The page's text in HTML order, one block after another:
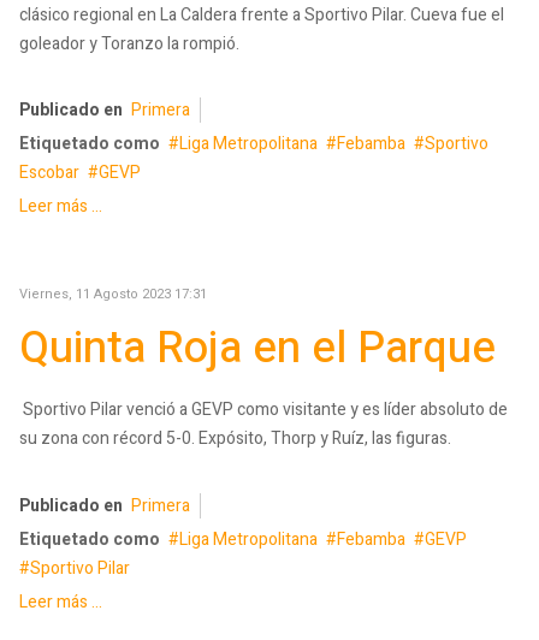
clásico regional en La Caldera frente a Sportivo Pilar. Cueva fue el
goleador y Toranzo la rompió.
Publicado en Primera
Etiquetado como
Liga Metropolitana Febamba
Sportivo
Escobar
GEVP
Leer más ...
Viernes, 11 Agosto 2023 17:31
Quinta Roja en el Parque
Sportivo Pilar venció a GEVP como visitante y es líder absoluto de
su zona con récord 5-0. Expósito, Thorp y Ruíz, las figuras.
Publicado en Primera
Etiquetado como
Liga Metropolitana Febamba
GEVP
Sportivo Pilar
Leer más ...